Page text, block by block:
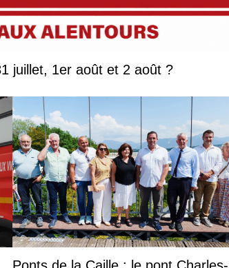
Que faire en Savoie et Haute-Savoie les 31 juillet, 1er août et 2 août ?